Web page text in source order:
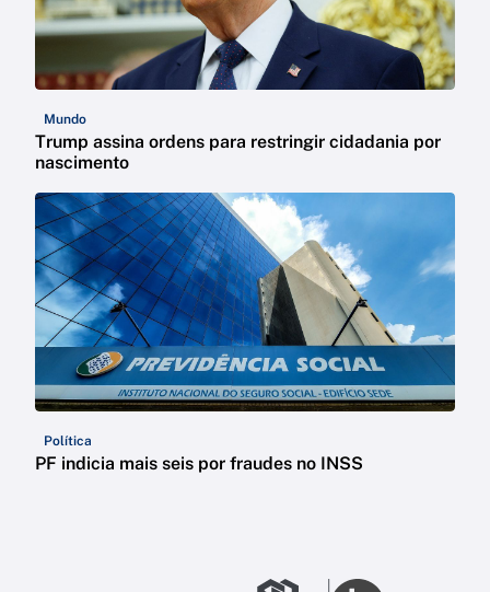
Mundo
Trump assina ordens para restringir cidadania por
nascimento
Política
PF indicia mais seis por fraudes no INSS